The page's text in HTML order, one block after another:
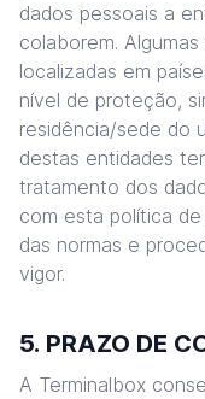
dados pessoais a
colaborem.
localizadas em
nível de proteção,
residência/sede do
destas entidades
tratamento dos
com esta política
das normas e
vigor.
5. PRAZO DE
A Terminalbox